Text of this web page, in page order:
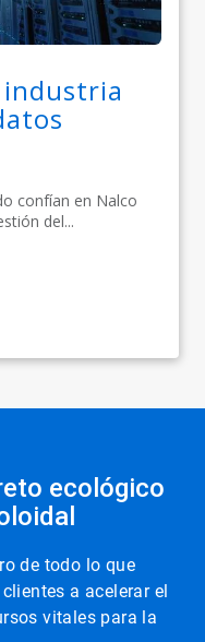
industria
confían en Nalco
del...
ecológico
de todo lo que
a acelerar el
vitales para la